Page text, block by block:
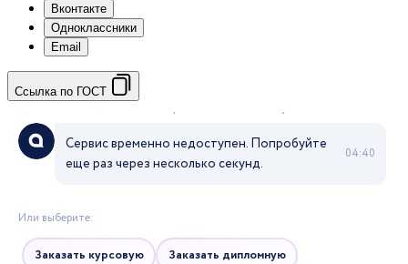
Вконтакте
Одноклассники
Email
Ссылка по ГОСТ